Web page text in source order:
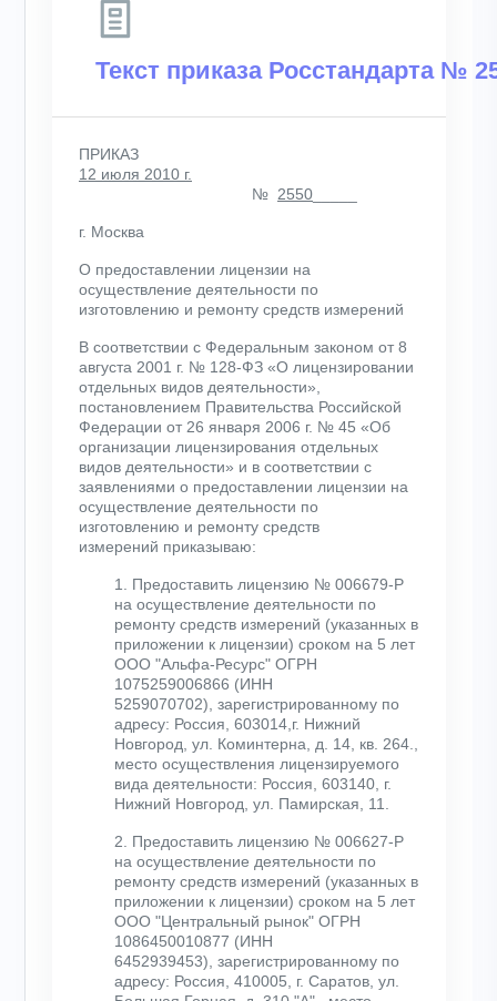
Текст приказа Росстандарта №
ПРИКАЗ
12 июля 2010 г.
№ 2550
г. Москва
О предоставлении лицензии на
осуществление деятельности по
изготовлению и ремонту средств измерений
В соответствии с Федеральным законом от 8
августа 2001 г. № 128-ФЗ «О лицензировании
отдельных видов деятельности»,
постановлением Правительства Российской
Федерации от 26 января 2006 г. № 45 «Об
организации лицензирования отдельных
видов деятельности» и в соответствии с
заявлениями о предоставлении лицензии на
осуществление деятельности по
изготовлению и ремонту средств
измерений приказываю:
1. Предоставить лицензию № 006679-Р
на осуществление деятельности по
ремонту средств измерений (указанных в
приложении к лицензии) сроком на 5 лет
ООО "Альфа-Ресурс" ОГРН
1075259006866 (ИНН
5259070702), зарегистрированному по
адресу: Россия, 603014,г. Нижний
Новгород, ул. Коминтерна, д. 14, кв. 264.,
место осуществления лицензируемого
вида деятельности: Россия, 603140, г.
Нижний Новгород, ул. Памирская, 11.
2. Предоставить лицензию № 006627-Р
на осуществление деятельности по
ремонту средств измерений (указанных в
приложении к лицензии) сроком на 5 лет
ООО "Центральный рынок" ОГРН
1086450010877 (ИНН
6452939453), зарегистрированному по
адресу: Россия, 410005, г. Саратов, ул.